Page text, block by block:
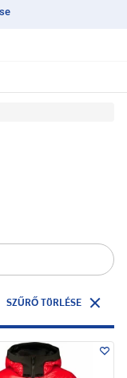
SZŰRŐ TÖRLÉSE